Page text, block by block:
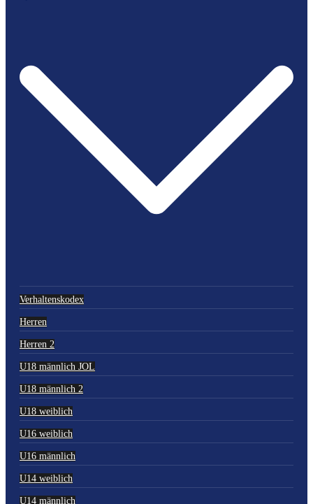
Verhaltenskodex
Herren
Herren 2
U18 männlich JOL
U18 männlich 2
U18 weiblich
U16 weiblich
U16 männlich
U14 weiblich
U14 männlich